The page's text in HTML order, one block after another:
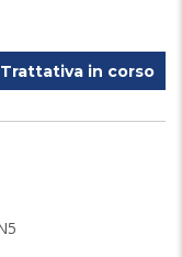
Trattativa in corso